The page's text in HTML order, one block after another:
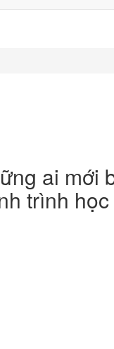
ai mới
trình